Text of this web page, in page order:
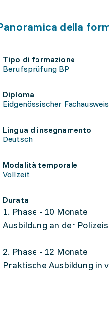
della
Tipo di formazione
Berufsprüfung BP
Diploma
Eidgenössischer
Lingua d'insegnamento
Deutsch
Modalità temporale
Vollzeit
Durata
1. Phase - 10 Monate
Ausbildung an der
2. Phase - 12 Monate
Praktische Ausbildung in